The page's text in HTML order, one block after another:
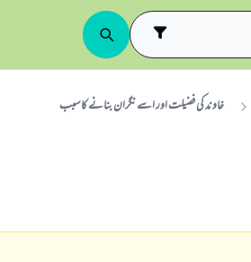
خاوند كى فضيلت اور اسے نگران بنانے كا سبب